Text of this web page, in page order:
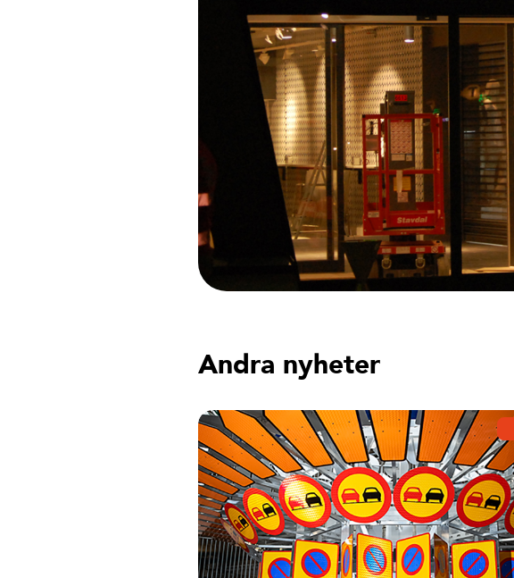
Andra nyheter